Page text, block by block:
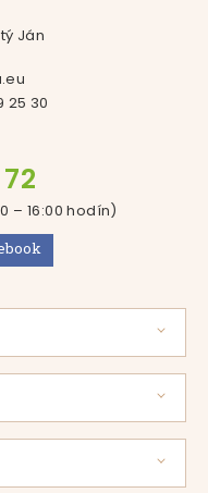
Ján
25 30
– 16:00 hodín)